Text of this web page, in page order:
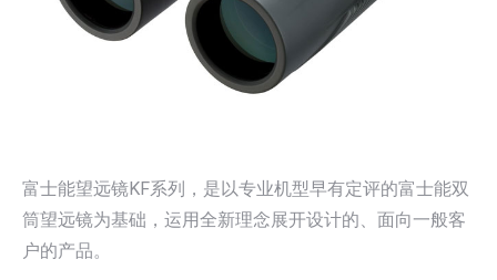
富士能望远镜KF系列，是以专业机型早有定评的富士能双
筒望远镜为基础，运用全新理念展开设计的、面向一般客
户的产品。